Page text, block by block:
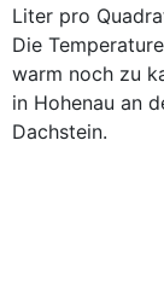
Liter pro
Die
warm noch zu
in Hohenau an
Dachstein.